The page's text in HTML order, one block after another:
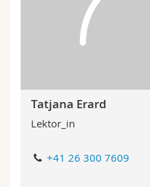
Tatjana Erard
Lektor_in
+41 26 300 7609